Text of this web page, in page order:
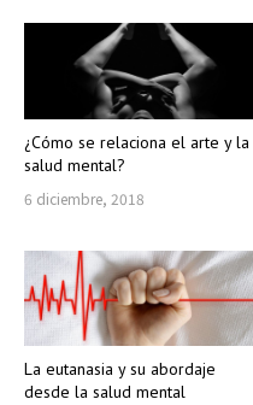
¿Cómo se relaciona el arte y la
salud mental?
6 diciembre, 2018
La eutanasia y su abordaje
desde la salud mental